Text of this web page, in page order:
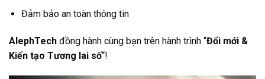
Đảm bảo an toàn thông tin
AlephTech đồng hành cùng bạn trên hành trình “Đổi mới &
Kiến tạo Tương lai số“!